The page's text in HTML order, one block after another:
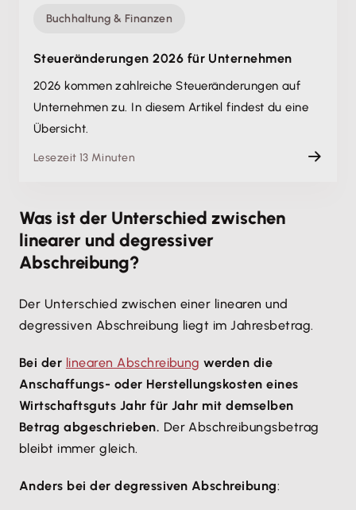
Buchhaltung & Finanzen
Steueränderungen 2026 für Unternehmen
2026 kommen zahlreiche Steueränderungen auf
Unternehmen zu. In diesem Artikel findest du eine
Übersicht.
Lesezeit 13 Minuten
Was ist der Unterschied zwischen
linearer und degressiver
Abschreibung?
Der Unterschied zwischen einer linearen und
degressiven Abschreibung liegt im Jahresbetrag.
Bei der linearen Abschreibung werden die
Anschaffungs- oder Herstellungskosten eines
Wirtschaftsguts Jahr für Jahr mit demselben
Betrag abgeschrieben. Der Abschreibungsbetrag
bleibt immer gleich.
Anders bei der degressiven Abschreibung: